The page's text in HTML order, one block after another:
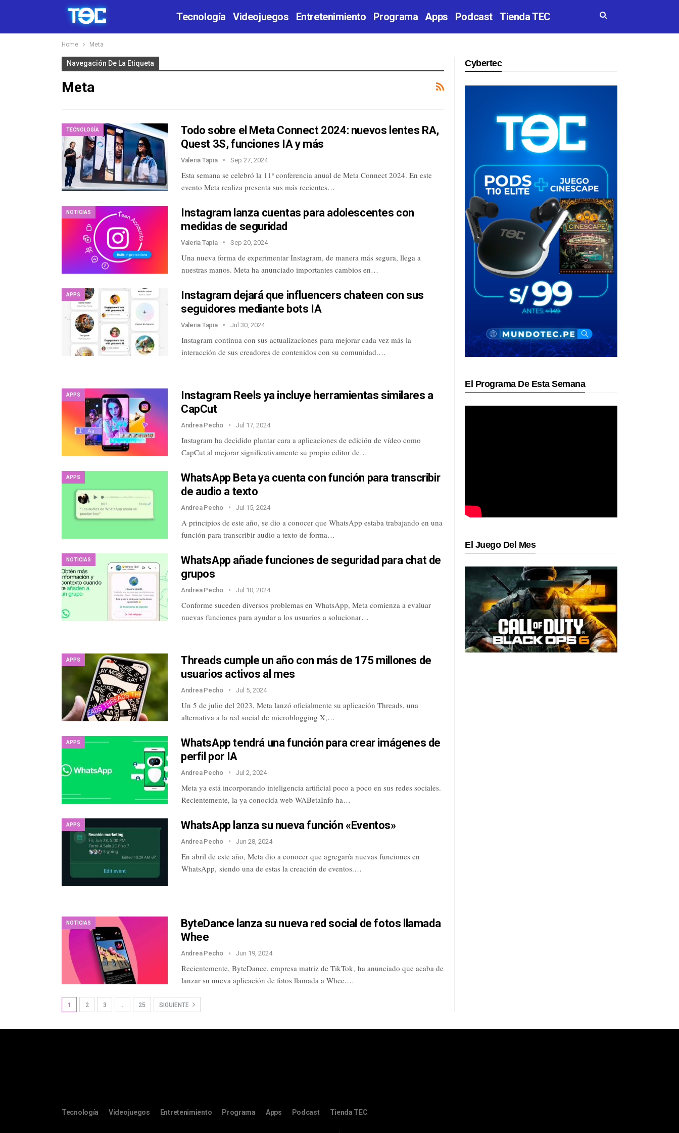
Tecnología Videojuegos Entretenimiento Programa Apps Podcast Tienda TEC
Home Meta
Navegación De La Etiqueta
Meta
TECNOLOGÍA
Todo sobre el Meta Connect 2024: nuevos lentes RA,
Quest 3S, funciones IA y más
Valeria Tapia Sep 27, 2024
Esta semana se celebró la 11ª conferencia anual de Meta Connect 2024. En este
evento Meta realiza presenta sus más recientes…
NOTICIAS
Instagram lanza cuentas para adolescentes con
medidas de seguridad
Valeria Tapia Sep 20, 2024
Una nueva forma de experimentar Instagram, de manera más segura, llega a
nuestras manos. Meta ha anunciado importantes cambios en…
APPS
Instagram dejará que influencers chateen con sus
seguidores mediante bots IA
Valeria Tapia Jul 30, 2024
Instagram continua con sus actualizaciones para mejorar cada vez más la
interacción de sus creadores de contenidos con su comunidad.…
APPS
Instagram Reels ya incluye herramientas similares a
CapCut
Andrea Pecho Jul 17, 2024
Instagram ha decidido plantar cara a aplicaciones de edición de vídeo como
CapCut al mejorar significativamente su propio editor de…
APPS
WhatsApp Beta ya cuenta con función para transcribir
de audio a texto
Andrea Pecho Jul 15, 2024
A principios de este año, se dio a conocer que WhatsApp estaba trabajando en una
función para transcribir audio a texto de forma…
NOTICIAS
WhatsApp añade funciones de seguridad para chat de
grupos
Andrea Pecho Jul 10, 2024
Conforme suceden diversos problemas en WhatsApp, Meta comienza a evaluar
nuevas funciones para ayudar a los usuarios a solucionar…
APPS
Threads cumple un año con más de 175 millones de
usuarios activos al mes
Andrea Pecho Jul 5, 2024
Un 5 de julio del 2023, Meta lanzó oficialmente su aplicación Threads, una
alternativa a la red social de microblogging X,…
APPS
WhatsApp tendrá una función para crear imágenes de
perfil por IA
Andrea Pecho Jul 2, 2024
Meta ya está incorporando inteligencia artificial poco a poco en sus redes sociales.
Recientemente, la ya conocida web WABetaInfo ha…
APPS WhatsApp lanza su nueva función «Eventos»
Andrea Pecho Jun 28, 2024
En abril de este año, Meta dio a conocer que agregaría nuevas funciones en
WhatsApp, siendo una de estas la creación de eventos.…
NOTICIAS
ByteDance lanza su nueva red social de fotos llamada
Whee
Andrea Pecho Jun 19, 2024
Recientemente, ByteDance, empresa matriz de TikTok, ha anunciado que acaba de
lanzar su nueva aplicación de fotos llamada a Whee.…
1 2 3 … 25 SIGUIENTE
Cybertec
El Programa De Esta Semana
El Juego Del Mes
Tecnología Videojuegos Entretenimiento Programa Apps Podcast Tienda TEC